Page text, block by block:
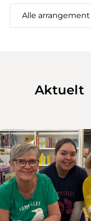
Alle arrangement
Aktuelt